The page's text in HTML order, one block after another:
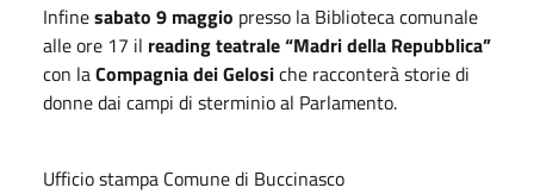
Infinesabato 9 maggio presso la Biblioteca comunale
alle ore 17 il reading teatrale “Madri della Repubblica”
con laCompagnia dei Gelosiche racconterà storie di
donne dai campi di sterminio al Parlamento.
Ufficio stampa Comune di Buccinasco